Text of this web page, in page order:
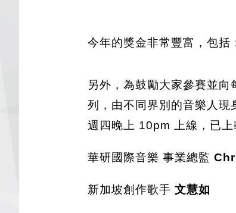
今年的獎金非常豐富，包括
另外，為鼓勵大家參賽並
列，由不同界別的音樂人
週四晚上 10pm 上線，已上
華研國際音樂 事業總監
新加坡創作歌手 文慧如